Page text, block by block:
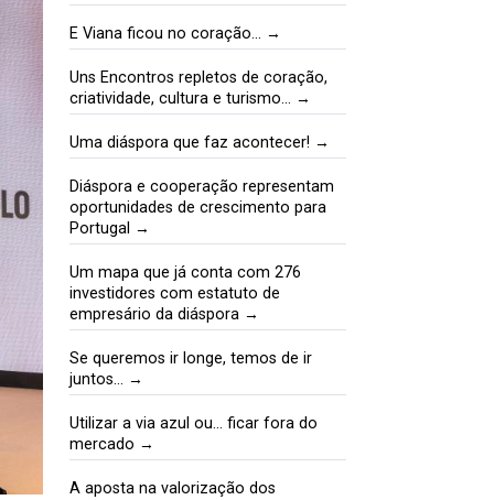
E Viana ficou no coração… →
Uns Encontros repletos de coração,
criatividade, cultura e turismo… →
Uma diáspora que faz acontecer! →
Diáspora e cooperação representam
oportunidades de crescimento para
Portugal →
Um mapa que já conta com 276
investidores com estatuto de
empresário da diáspora →
Se queremos ir longe, temos de ir
juntos… →
Utilizar a via azul ou… ficar fora do
mercado →
A aposta na valorização dos